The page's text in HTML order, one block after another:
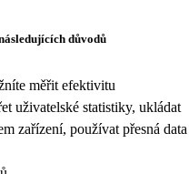
důvodů
měřit efektivitu
uživatelské statistiky, ukládat
zařízení, používat přesná data